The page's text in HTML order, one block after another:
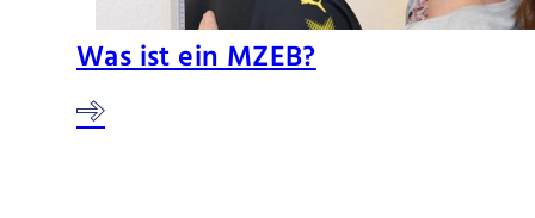
Was ist ein MZEB?